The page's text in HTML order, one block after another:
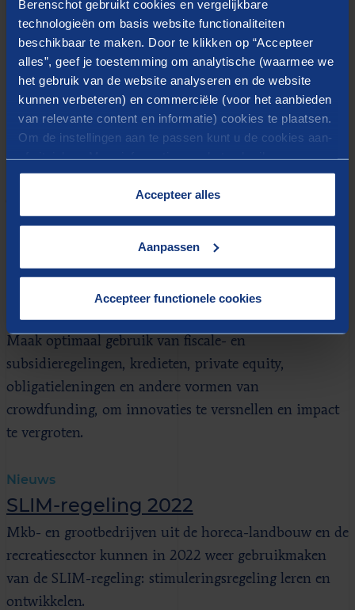
Berenschot gebruikt cookies en vergelijkbare
technologieën om basis website functionaliteiten
beschikbaar te maken. Door te klikken op “Accepteer
alles”, geef je toestemming om analytische (waarmee we
het gebruik van de website analyseren en de website
kunnen verbeteren) en commerciële (voor het aanbieden
van relevante content en informatie) cookies te plaatsen.
Om de instellingen aan te passen kunt u de cookies aan-
cookies op onze website treft u in onze
Accepteer alles
Aanpassen
Accepteer functionele cookies
meer informatie
op:https://oostnl.nl/nl/nieuws/ion2-voor-
innovatieve-ondernemers-oost-
nederlandenhttps://oostnl.nl/nl/ion2
Meer weten?
Subsidieadvies
Maak optimaal gebruik van fiscale- en
subsidieregelingen, kredieten, private equity,
obligatieleningen en andere vormen van
crowdfunding, om innovaties te versnellen en impact
te vergroten.
Nieuws
SLIM-regeling 2022
Mkb- en grootbedrijven uit de horeca-landbouw en de
recreatiesector kunnen in 2022 weer gebruikmaken
van de SLIM-regeling: stimuleringsregeling leren en
ontwikkelen.